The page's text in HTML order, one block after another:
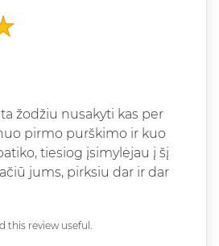
žodžiu nusakyti kas per
pirmo purškimo ir kuo
tiesiog įsimylėjau į šį
jums, pirksiu dar ir dar
this review useful.